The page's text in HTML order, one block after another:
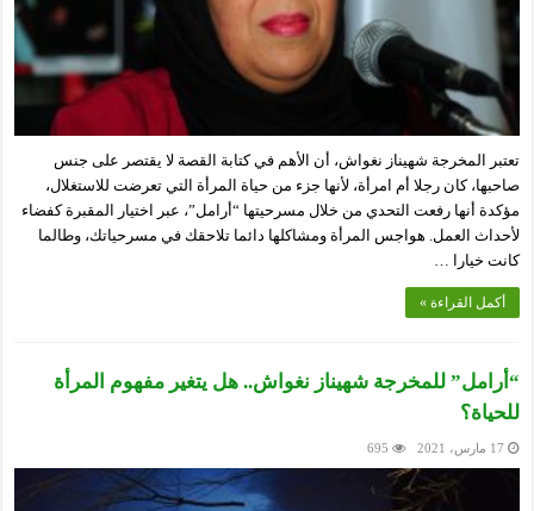
تعتبر المخرجة شهيناز نغواش، أن الأهم في كتابة القصة لا يقتصر على جنس
صاحبها، كان رجلا أم امرأة، لأنها جزء من حياة المرأة التي تعرضت للاستغلال،
مؤكدة أنها رفعت التحدي من خلال مسرحيتها “أرامل”، عبر اختيار المقبرة كفضاء
لأحداث العمل. هواجس المرأة ومشاكلها دائما تلاحقك في مسرحياتك، وطالما
كانت خيارا …
أكمل القراءة »
“أرامل” للمخرجة شهيناز نغواش.. هل يتغير مفهوم المرأة
للحياة؟
17 مارس، 2021 695